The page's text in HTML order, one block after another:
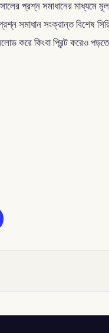
প্রশ্ন সমাধানের মাধ্যমে
সমাধান সংক্রান্ত বিশেষ
করে কিংবা প্রিন্ট করেও